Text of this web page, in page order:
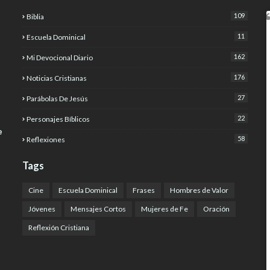
Biblia 109
Escuela Dominical 11
Mi Devocional Diario 162
Noticias Cristianas 176
Parábolas De Jesús 27
Personajes Bíblicos 22
Reflexiones 58
Tags
Cine Escuela Dominical Frases Hombres de Valor
Jóvenes Mensajes Cortos Mujeres de Fe Oración
Reflexión Cristiana